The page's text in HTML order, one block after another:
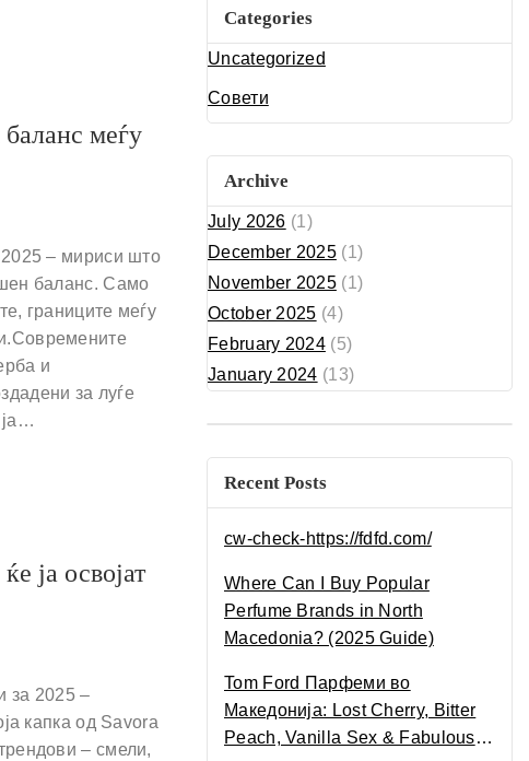
меѓу
2025 – мириси што
баланс. Само
границите меѓу
и
за луѓе
ја освојат
за 2025 –
капка од Savora
– смели,
Categories
Uncategorized
Совети
Archive
July 2026 (1)
December 2025(1)
November 2025(1)
October 2025 (4)
February 2024(5)
January 2024 (13)
Recent Posts
cw-check-https://fdfd.com/
Where Can I Buy Popular
Perfume Brands in North
Macedonia? (2025 Guide)
Tom Ford Парфеми во
Македонија: Lost Cherry, Bitter
Peach, Vanilla Sex & Fabulous –